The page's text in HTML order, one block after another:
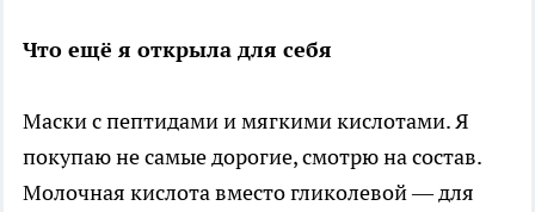
Что ещё я открыла для себя
Маски с пептидами и мягкими кислотами. Я
покупаю не самые дорогие, смотрю на состав.
Молочная кислота вместо гликолевой — для